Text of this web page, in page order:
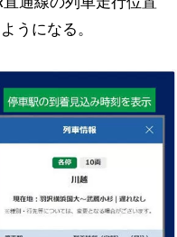
うになる。